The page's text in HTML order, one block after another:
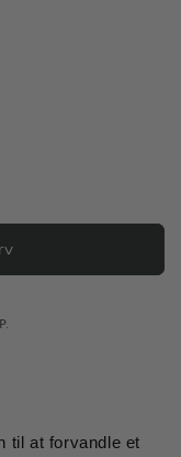
til at forvandle et